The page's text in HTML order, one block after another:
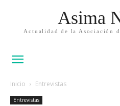
Asima
Actualidad de la Asociación
Inicio Entrevistas
Entrevistas